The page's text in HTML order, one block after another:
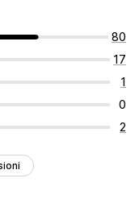
80
17
1
0
2